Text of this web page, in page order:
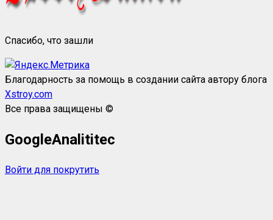
Спасибо, что зашли
Благодарность за помощь в создании сайта автору блога
Xstroy.com
Все права защищены ©
GoogleAnalititec
Войти для покрутить